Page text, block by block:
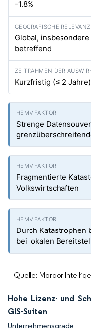
-1.8%
Global,
betreffend
Kurzfristig (≤ 2 Jahre)
Strenge
Fragmentierte
Volkswirtschaften
Durch Katastrophen
bei lokalen
Quelle: Mordor
Hohe Lizenz- und
GIS-Suiten